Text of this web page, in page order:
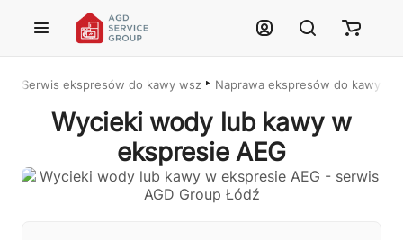
Przejdź do treści głównej
Serwis ekspresów do kawy wszystkich marek – Łódź i cała Polska
Naprawa ekspresów do kawy w
Wycieki wody lub kawy w
ekspresie AEG